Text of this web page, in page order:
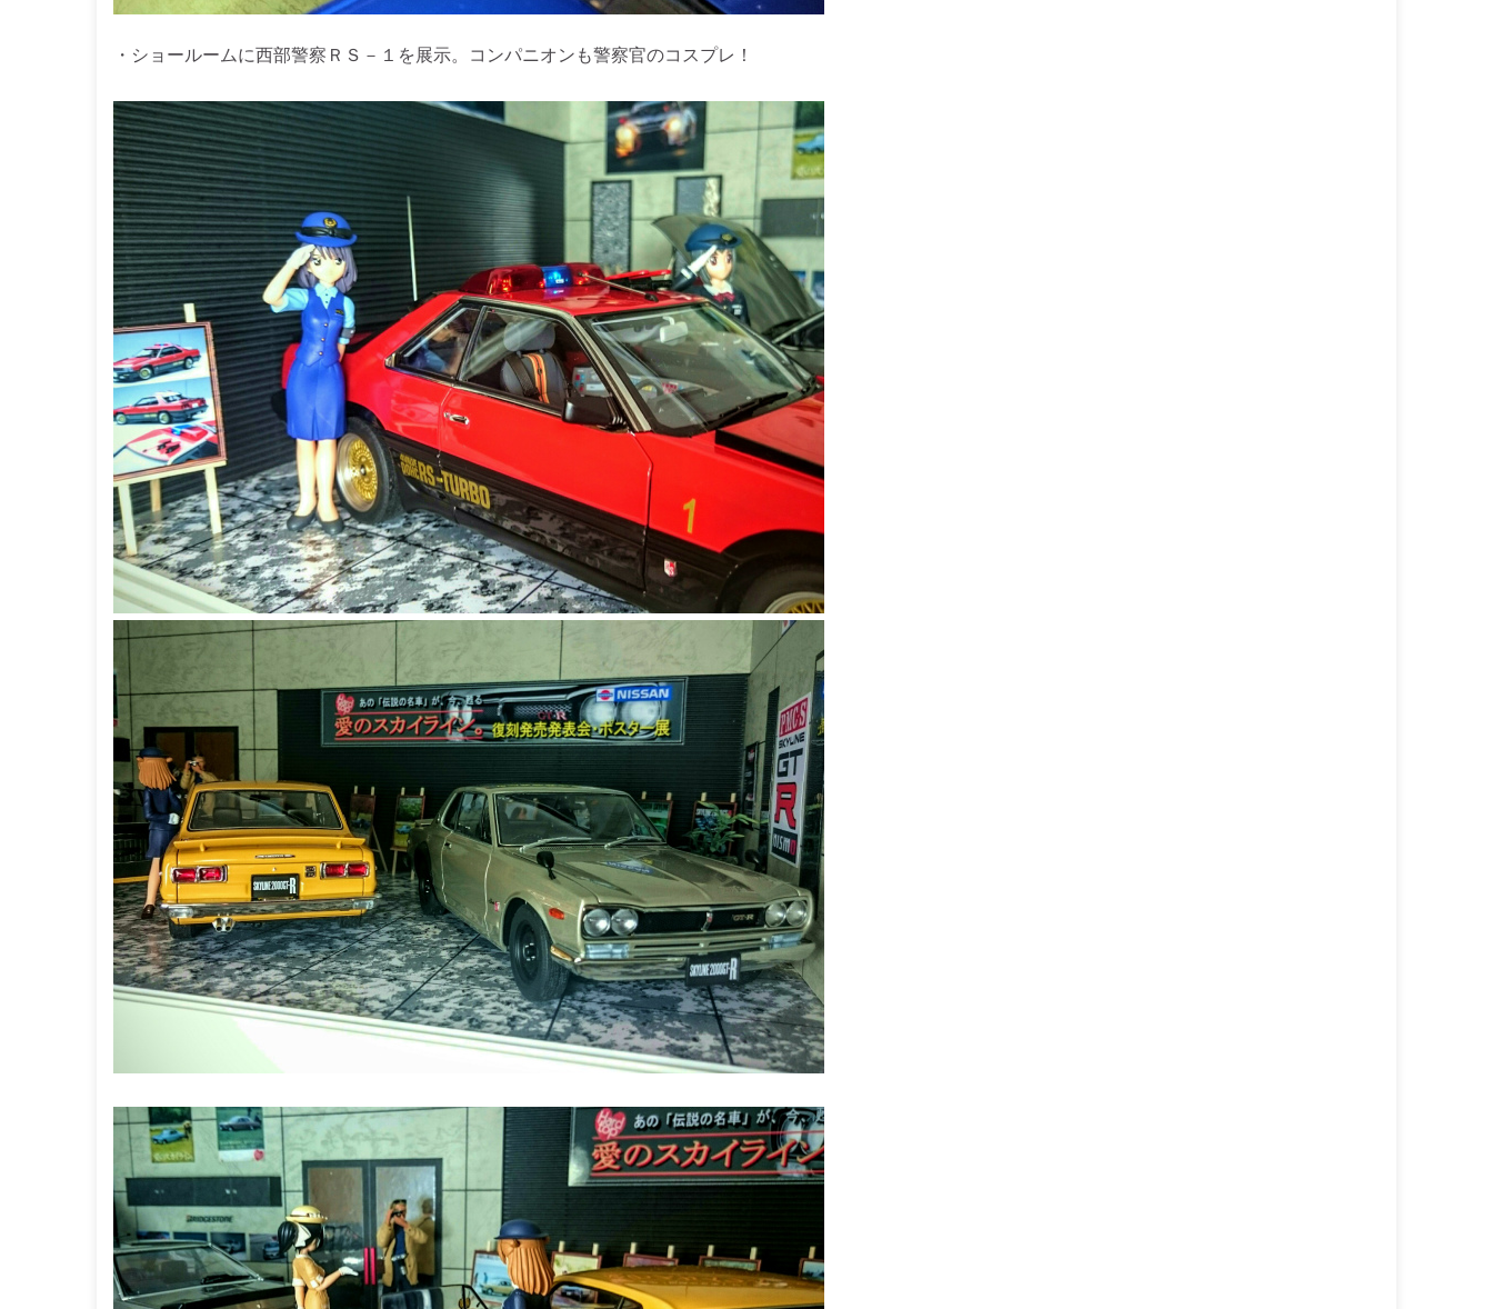
・ショールームに西部警察ＲＳ－１を展示。コンパニオンも警察官のコスプレ！